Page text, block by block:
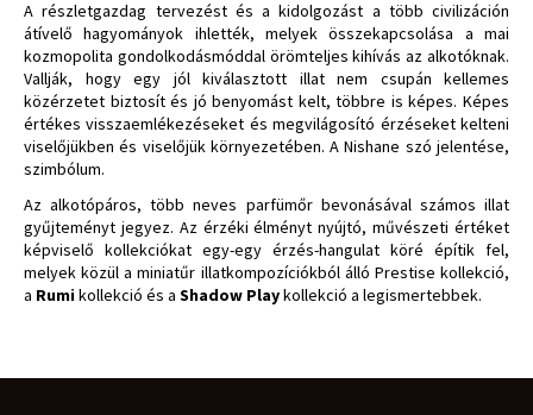
A részletgazdag tervezést és a kidolgozást a több civilizáción
átívelő hagyományok ihlették, melyek összekapcsolása a mai
kozmopolita gondolkodásmóddal örömteljes kihívás az alkotóknak.
Vallják, hogy egy jól kiválasztott illat nem csupán kellemes
közérzetet biztosít és jó benyomást kelt, többre is képes. Képes
értékes visszaemlékezéseket és megvilágosító érzéseket kelteni
viselőjükben és viselőjük környezetében. A Nishane szó jelentése,
szimbólum.
Az alkotópáros, több neves parfümőr bevonásával számos illat
gyűjteményt jegyez. Az érzéki élményt nyújtó, művészeti értéket
képviselő kollekciókat egy-egy érzés-hangulat köré építik fel,
melyek közül a miniatűr illatkompozíciókból álló Prestise kollekció,
a Rumikollekció és a Shadow Playkollekció a legismertebbek.